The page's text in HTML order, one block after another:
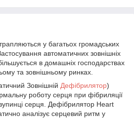
у багатьох громадських
автоматичних зовнішніх
в домашніх господарствах
та зовнішньому ринках.
Зовнішній Дефібрилятор)
роботу серця при фібриляції
серця. Дефібрилятор Heart
аналізує серцевий ритм у